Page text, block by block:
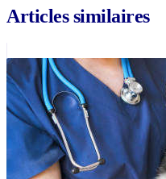
Articles similaires